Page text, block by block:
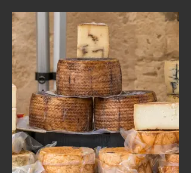
taco's tot farmermarkten.